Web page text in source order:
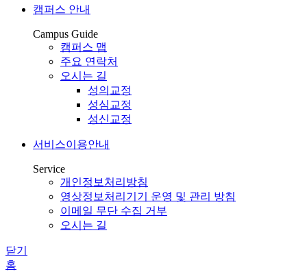
캠퍼스 안내
Campus Guide
캠퍼스 맵
주요 연락처
오시는 길
성의교정
성심교정
성신교정
서비스이용안내
Service
개인정보처리방침
영상정보처리기기 운영 및 관리 방침
이메일 무단 수집 거부
오시는 길
닫기
홈